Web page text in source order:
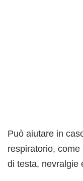
Può aiutare in
respiratorio,
di testa, nevralgie